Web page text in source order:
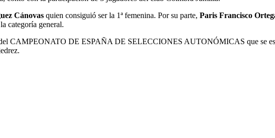
Cánovas quien consiguió ser la 1ª femenina. Por su parte, Paris Francisco
categoría general.
del CAMPEONATO DE ESPAÑA DE SELECCIONES AUTONÓMICAS que se